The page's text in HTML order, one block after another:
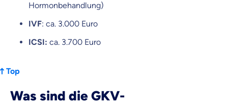
Hormonbehandlung)
IVF: ca. 3.000 Euro
ICSI: ca. 3.700 Euro
Top
Was sind die GKV-